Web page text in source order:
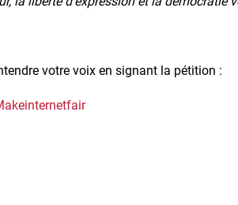
votre voix en signant la pétition :